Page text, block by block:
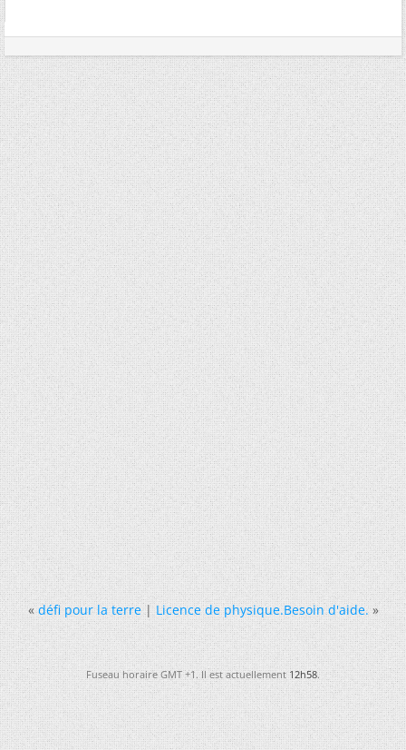
« défi pour la terre|Licence de physique.Besoin d'aide. »
Fuseau horaire GMT +1. Il est actuellement12h58.